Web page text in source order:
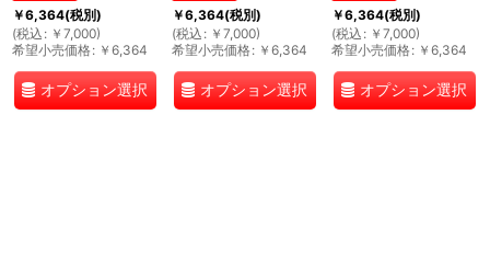
￥6,364(税別)
(税込 : ￥ 7,000)
希望小売価格: ￥ 6,364
オプション選択
￥6,364(税別)
(税込 : ￥ 7,000)
希望小売価格: ￥ 6,364
オプション選択
￥6,364(税別)
(税込 : ￥ 7,000)
希望小売価格: ￥ 6,364
オプション選択